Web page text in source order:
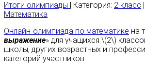
Итоги олимпиады
| Категория: 2 класс
Математика
Онлайн-олимпиада по математике на
выражение» для учащихся \(2\)
школы, других возрастных и
категорий участников.